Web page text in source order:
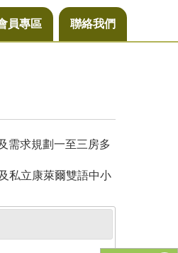
員專區 聯絡我們
需求規劃一至三房多
私立康萊爾雙語中小